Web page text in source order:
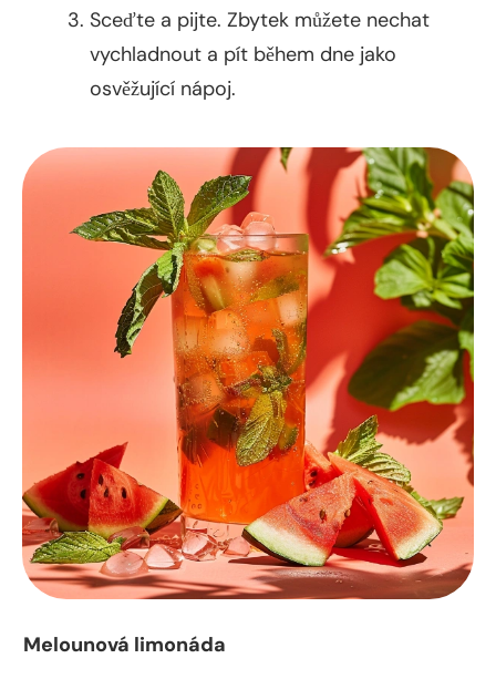
Sceďte a pijte. Zbytek můžete nechat
vychladnout a pít během dne jako
osvěžující nápoj.
Melounová limonáda